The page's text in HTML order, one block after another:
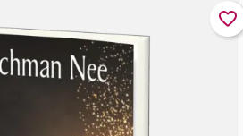
favorite_border